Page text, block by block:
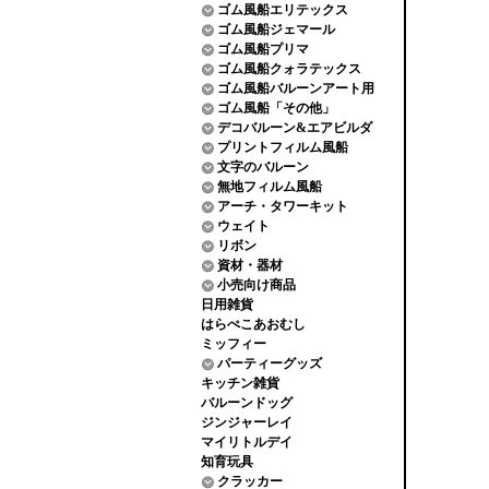
ゴム風船エリテックス
ゴム風船ジェマール
ゴム風船プリマ
ゴム風船クォラテックス
ゴム風船バルーンアート用
ゴム風船「その他」
デコバルーン&エアビルダ
プリントフィルム風船
文字のバルーン
無地フィルム風船
アーチ・タワーキット
ウェイト
リボン
資材・器材
小売向け商品
日用雑貨
はらぺこあおむし
ミッフィー
パーティーグッズ
キッチン雑貨
バルーンドッグ
ジンジャーレイ
マイリトルデイ
知育玩具
クラッカー